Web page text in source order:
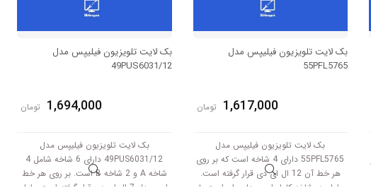
بک لایت تلویزیون فیلیپس مدل
55PFL5765
1,617,000 تومان
بک لایت تلویزیون فیلیپس مدل
55PFL5765 دارای 4 شاخه است که بر روی
هر خط آن 12 ال ای دی قرار گرفته است.
طول هر شاخه کامل این مدل برابر است با
بک لایت تلویزیون فیلیپس مدل
49PUS6031/12
1,694,000 تومان
بک لایت تلویزیون فیلیپس مدل
49PUS6031/12 دارای 6 شاخه شامل 4
شاخه A و 2 شاخه B است. بر روی هر خط
این مدل 7 ال ای دی قرار گرفته است. طول